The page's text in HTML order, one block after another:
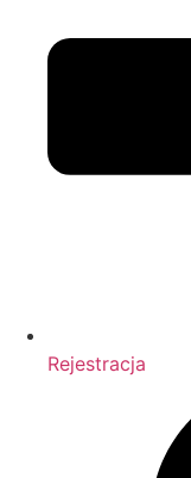
Rejestracja